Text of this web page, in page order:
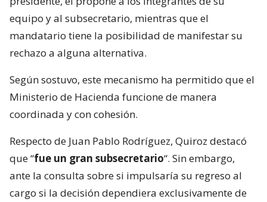
equipo y al subsecretario, mientras que el
mandatario tiene la posibilidad de manifestar su
rechazo a alguna alternativa.
Según sostuvo, este mecanismo ha permitido que el
Ministerio de Hacienda funcione de manera
coordinada y con cohesión.
Respecto de Juan Pablo Rodríguez, Quiroz destacó
que “fue un gran subsecretario“. Sin embargo,
ante la consulta sobre si impulsaría su regreso al
cargo si la decisión dependiera exclusivamente de